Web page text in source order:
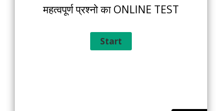
महत्वपूर्ण प्रश्नो का ONLINE TEST